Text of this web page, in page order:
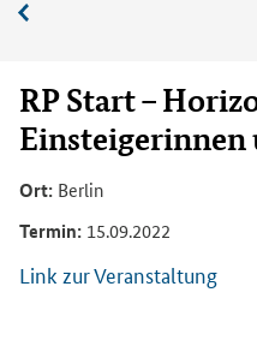
Technologie
Raumfahrt
RP Start –
Einsteigerinnen
Ort: Berlin
Termin: 15.09.2022
Link zur Veranstaltung